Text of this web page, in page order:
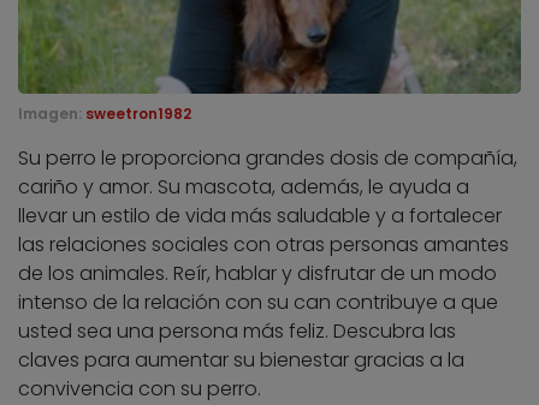
Imagen: sweetron1982
Su perro le proporciona grandes dosis de compañía,
cariño y amor. Su mascota, además, le ayuda a
llevar un estilo de vida más saludable y a fortalecer
las relaciones sociales con otras personas amantes
de los animales. Reír, hablar y disfrutar de un modo
intenso de la relación con su can contribuye a que
usted sea una persona más feliz. Descubra las
claves para aumentar su bienestar gracias a la
convivencia con su perro.